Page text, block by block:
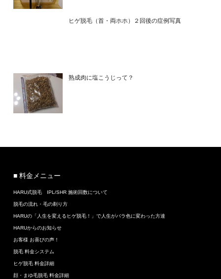
ヒゲ脱毛（首・両ホホ）２回後の症例写真
熟成肉に塩こうじって？
■ 料金メニュー
HARU式脱毛 IPL/SHR 施術回数について
脱毛の流れ・毛の剃り方
HARUの「人生を変えるヒゲ脱毛！」で人生がバラ色に変わった方達
HARUからのお知らせ
お客様 お喜びの声！
脱毛 料金システム
ヒゲ脱毛 料金詳細
顔・まゆ毛脱毛 料金詳細